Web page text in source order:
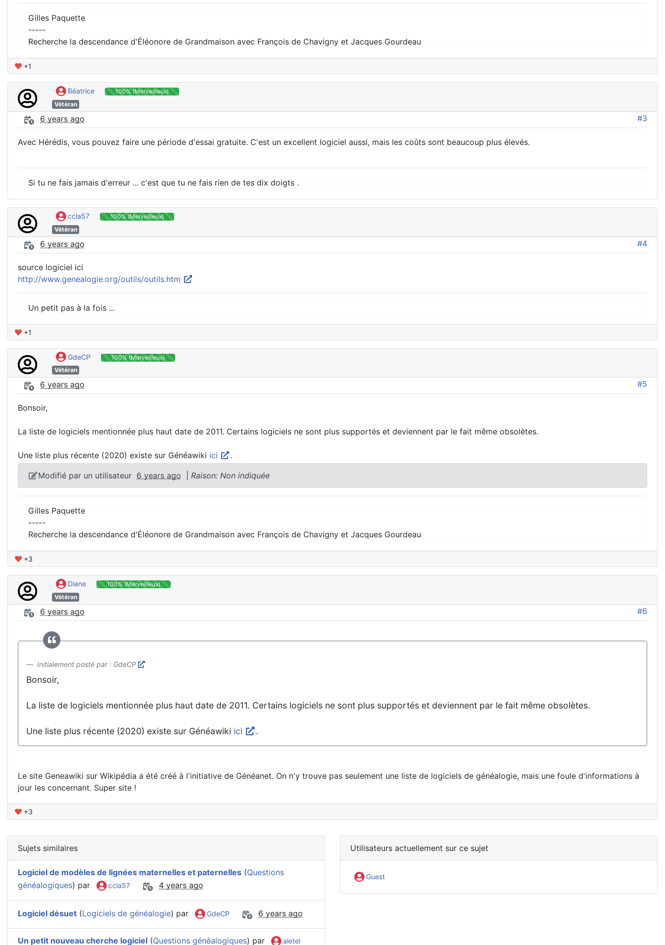
Gilles Paquette
-----
Recherche la descendance d'Éléonore de Grandmaison avec François de Chavigny et Jacques Gourdeau
+1
Béatrice
100% (Merveilleux)
Vétéran
6 years ago #3
Avec Hérédis, vous pouvez faire une période d'essai gratuite. C'est un excellent logiciel aussi, mais les coûts sont beaucoup plus élevés.
Si tu ne fais jamais d'erreur ... c'est que tu ne fais rien de tes dix doigts .
ccla57
100% (Merveilleux)
Vétéran
6 years ago #4
source logiciel ici
http://www.genealogie.org/outils/outils.htm
Un petit pas à la fois ...
+1
GdeCP
100% (Merveilleux)
Vétéran
6 years ago #5
Bonsoir,
La liste de logiciels mentionnée plus haut date de 2011. Certains logiciels ne sont plus supportés et deviennent par le fait même obsolètes.
Une liste plus récente (2020) existe sur Généawiki ici .
Modifié par un utilisateur 6 years ago Raison: Non indiquée
Gilles Paquette
-----
Recherche la descendance d'Éléonore de Grandmaison avec François de Chavigny et Jacques Gourdeau
+3
Diane
100% (Merveilleux)
Vétéran
6 years ago #6
Initialement posté par : GdeCP
Bonsoir,
La liste de logiciels mentionnée plus haut date de 2011. Certains logiciels ne sont plus supportés et deviennent par le fait même obsolètes.
Une liste plus récente (2020) existe sur Généawiki ici .
Le site Geneawiki sur Wikipédia a été créé à l'initiative de Généanet. On n'y trouve pas seulement une liste de logiciels de généalogie, mais une foule d'informations à
jour les concernant. Super site !
+3
Sujets similaires
Logiciel de modèles de lignées maternelles et paternelles (Questions
généalogiques) par ccla57 4 years ago
Logiciel désuet (Logiciels de généalogie) par GdeCP 6 years ago
Un petit nouveau cherche logiciel (Questions généalogiques) par aletel
Utilisateurs actuellement sur ce sujet
Guest